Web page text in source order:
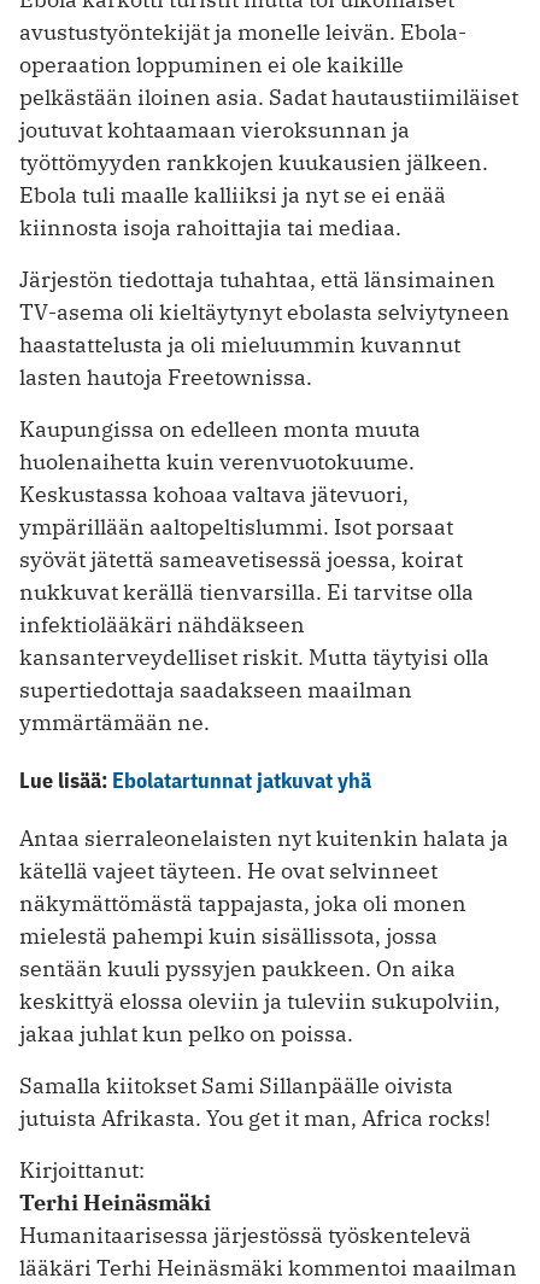
avustustyöntekijät ja monelle leivän. Ebola-
operaation loppuminen ei ole kaikille
pelkästään iloinen asia. Sadat hautaustiimiläiset
joutuvat kohtaamaan vieroksunnan ja
työttömyyden rankkojen kuukausien jälkeen.
Ebola tuli maalle kalliiksi ja nyt se ei enää
kiinnosta isoja rahoittajia tai mediaa.
Järjestön tiedottaja tuhahtaa, että länsimainen
TV-asema oli kieltäytynyt ebolasta selviytyneen
haastattelusta ja oli mieluummin kuvannut
lasten hautoja Freetownissa.
Kaupungissa on edelleen monta muuta
huolenaihetta kuin verenvuotokuume.
Keskustassa kohoaa valtava jätevuori,
ympärillään aaltopeltislummi. Isot porsaat
syövät jätettä sameavetisessä joessa, koirat
nukkuvat kerällä tienvarsilla. Ei tarvitse olla
infektiolääkäri nähdäkseen
kansanterveydelliset riskit. Mutta täytyisi olla
supertiedottaja saadakseen maailman
ymmärtämään ne.
Lue lisää: Ebolatartunnat jatkuvat yhä
Antaa sierraleonelaisten nyt kuitenkin halata ja
kätellä vajeet täyteen. He ovat selvinneet
näkymättömästä tappajasta, joka oli monen
mielestä pahempi kuin sisällissota, jossa
sentään kuuli pyssyjen paukkeen. On aika
keskittyä elossa oleviin ja tuleviin sukupolviin,
jakaa juhlat kun pelko on poissa.
Samalla kiitokset Sami Sillanpäälle oivista
jutuista Afrikasta. You get it man, Africa rocks!
Kirjoittanut:
Terhi Heinäsmäki
Humanitaarisessa järjestössä työskentelevä
lääkäri Terhi Heinäsmäki kommentoi maailman